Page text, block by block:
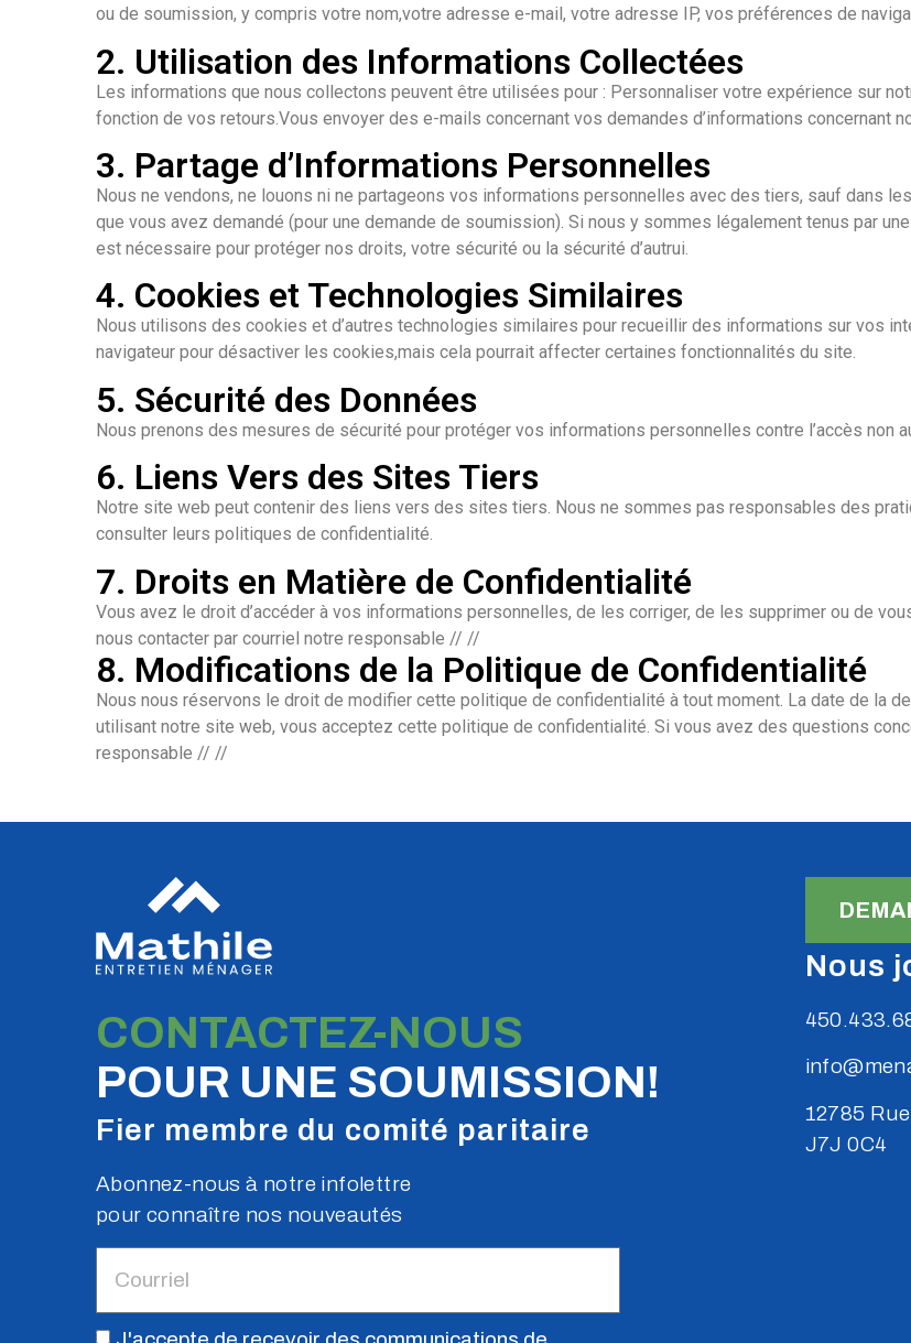
ou de soumission, y compris votre nom,votre adresse e-mail, votre adresse IP, vos préférences de
2. Utilisation des Informations Collectées
Les informations que nous collectons peuvent être utilisées pour : Personnaliser votre expérience sur
fonction de vos retours.Vous envoyer des e-mails concernant vos demandes d’informations concernant
3. Partage d’Informations Personnelles
Nous ne vendons, ne louons ni ne partageons vos informations personnelles avec des tiers, sauf dans
que vous avez demandé (pour une demande de soumission). Si nous y sommes légalement tenus par
est nécessaire pour protéger nos droits, votre sécurité ou la sécurité d’autrui.
4. Cookies et Technologies Similaires
Nous utilisons des cookies et d’autres technologies similaires pour recueillir des informations sur vos
navigateur pour désactiver les cookies,mais cela pourrait affecter certaines fonctionnalités du site.
5. Sécurité des Données
Nous prenons des mesures de sécurité pour protéger vos informations personnelles contre l’accès non
6. Liens Vers des Sites Tiers
Notre site web peut contenir des liens vers des sites tiers. Nous ne sommes pas responsables des
consulter leurs politiques de confidentialité.
7. Droits en Matière de Confidentialité
Vous avez le droit d’accéder à vos informations personnelles, de les corriger, de les supprimer ou de
nous contacter par courriel notre responsable // //
8. Modifications de la Politique de Confidentialité
Nous nous réservons le droit de modifier cette politique de confidentialité à tout moment. La date de la
utilisant notre site web, vous acceptez cette politique de confidentialité. Si vous avez des questions
responsable // //
CONTACTEZ-NOUS
POUR UNE SOUMISSION!
Fier membre du comité paritaire
Abonnez-nous à notre infolettre
pour connaître nos nouveautés
Nous
12785
J7J 0C4